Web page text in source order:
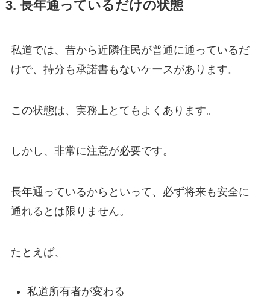
3. 長年通っているだけの状態
私道では、昔から近隣住民が普通に通っているだ
けで、持分も承諾書もないケースがあります。
この状態は、実務上とてもよくあります。
しかし、非常に注意が必要です。
長年通っているからといって、必ず将来も安全に
通れるとは限りません。
たとえば、
私道所有者が変わる